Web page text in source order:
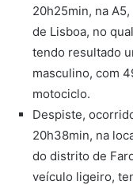
20h25min, na
de Lisboa, no
tendo resultado
masculino, com
motociclo.
Despiste,
20h38min, na
do distrito de
veículo ligeiro,